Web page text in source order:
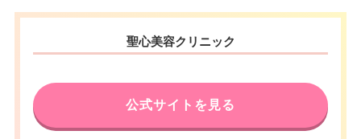
聖心美容クリニック
公式サイトを見る